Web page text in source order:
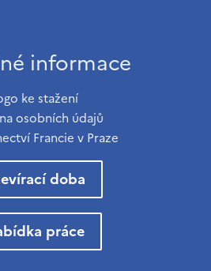
informace
ke stažení
osobních údajů
Francie v Praze
doba
práce